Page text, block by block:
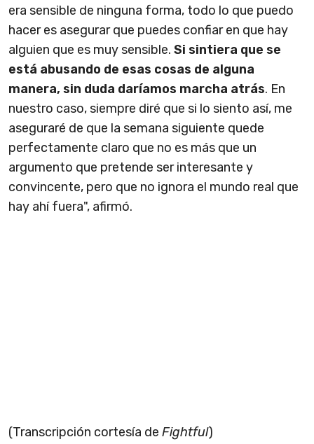
era sensible de ninguna forma, todo lo que puedo
hacer es asegurar que puedes confiar en que hay
alguien que es muy sensible. Si sintiera que se
está abusando de esas cosas de alguna
manera, sin duda daríamos marcha atrás. En
nuestro caso, siempre diré que si lo siento así, me
aseguraré de que la semana siguiente quede
perfectamente claro que no es más que un
argumento que pretende ser interesante y
convincente, pero que no ignora el mundo real que
hay ahí fuera", afirmó.
(Transcripción cortesía de Fightful)